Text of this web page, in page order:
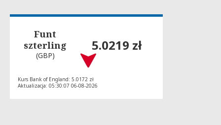
Funt
szterling
(GBP)
5.0219 zł
Kurs Bank of England: 5.0172 zł
Aktualizacja: 05:30:07 06-08-2026